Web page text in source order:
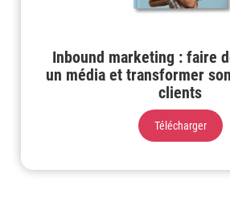
Inbound marketing : faire
un média et transformer
clients
Télécharger